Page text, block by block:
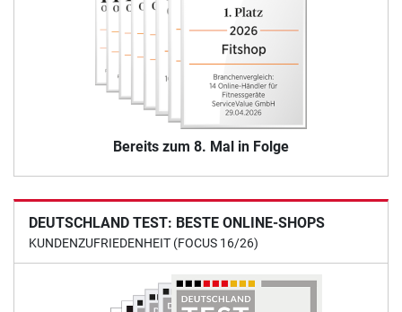
Bereits zum 8. Mal in Folge
DEUTSCHLAND TEST: BESTE ONLINE-SHOPS
KUNDENZUFRIEDENHEIT (FOCUS 16/26)